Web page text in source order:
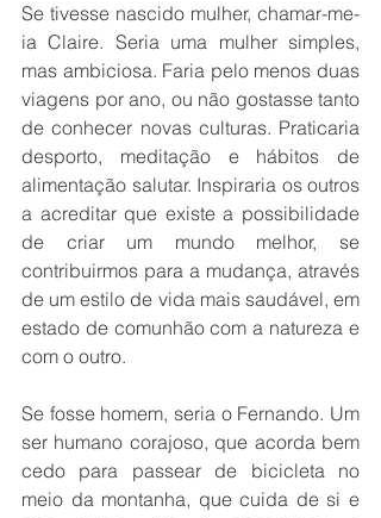
Se tivesse nascido mulher, chamar-me-
ia Claire. Seria uma mulher simples,
mas ambiciosa. Faria pelo menos duas
viagens por ano, ou não gostasse tanto
de conhecer novas culturas. Praticaria
desporto, meditação e hábitos de
alimentação salutar. Inspiraria os outros
a acreditar que existe a possibilidade
de criar um mundo melhor, se
contribuirmos para a mudança, através
de um estilo de vida mais saudável, em
estado de comunhão com a natureza e
com o outro.
Se fosse homem, seria o Fernando. Um
ser humano corajoso, que acorda bem
cedo para passear de bicicleta no
meio da montanha, que cuida de si e